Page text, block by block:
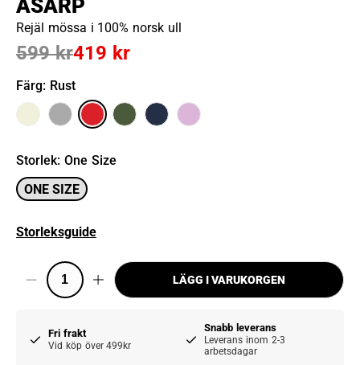
ÅSARP
Rejäl mössa i 100% norsk ull
419 kr
599 kr
Färg: Rust
Storlek: One Size
ONE SIZE
Storleksguide
LÄGG I VARUKORGEN
Fri frakt
Vid köp över 499kr
Snabb leverans
Leverans inom 2-3
arbetsdagar